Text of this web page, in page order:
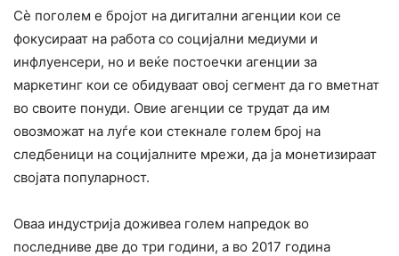
Сѐ поголем е бројот на дигитални агенции кои се
фокусираат на работа со социјални медиуми и
инфлуенсери, но и веќе постоечки агенции за
маркетинг кои се обидуваат овој сегмент да го вметнат
во своите понуди. Овие агенции се трудат да им
овозможат на луѓе кои стекнале голем број на
следбеници на социјалните мрежи, да ја монетизираат
својата популарност.
Оваа индустрија доживеа голем напредок во
последниве две до три години, а во 2017 година